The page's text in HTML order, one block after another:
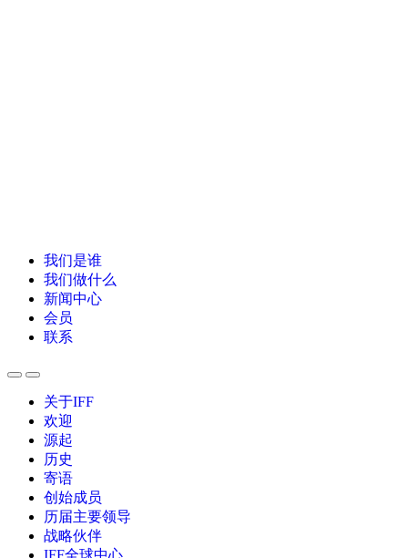
我们是谁
我们做什么
新闻中心
会员
联系
关于IFF
欢迎
源起
历史
寄语
创始成员
历届主要领导
战略伙伴
IFF全球中心